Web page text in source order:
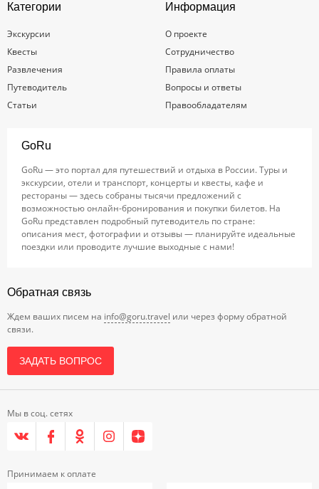
Категории
Экскурсии
Квесты
Развлечения
Путеводитель
Статьи
Информация
О проекте
Сотрудничество
Правила оплаты
Вопросы и ответы
Правообладателям
GoRu
GoRu — это портал для путешествий и отдыха в России. Туры и
экскурсии, отели и транспорт, концерты и квесты, кафе и
рестораны — здесь собраны тысячи предложений с
возможностью онлайн-бронирования и покупки билетов. На
GoRu представлен подробный путеводитель по стране:
описания мест, фотографии и отзывы — планируйте идеальные
поездки или проводите лучшие выходные с нами!
Обратная связь
Ждем ваших писем на info@goru.travel или через форму обратной
связи.
ЗАДАТЬ ВОПРОС
Мы в соц. сетях
Принимаем к оплате